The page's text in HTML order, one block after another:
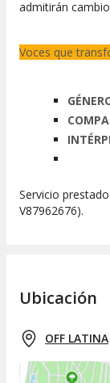
admitirán
Voces que
Servicio prestado
V87962676).
Ubicación
OFF LATINA